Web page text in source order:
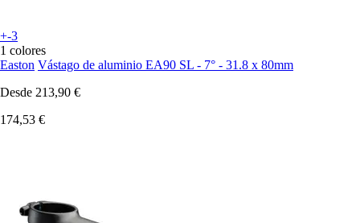
+-3
1 colores
Easton Vástago de aluminio EA90 SL - 7° - 31.8 x 80mm
Desde 213,90 €
174,53 €